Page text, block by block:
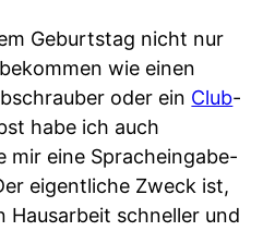
Geburtstag nicht nur
wie einen
oder ein Club-
habe ich auch
mir eine Spracheingabe-
eigentliche Zweck ist,
Hausarbeit schneller und